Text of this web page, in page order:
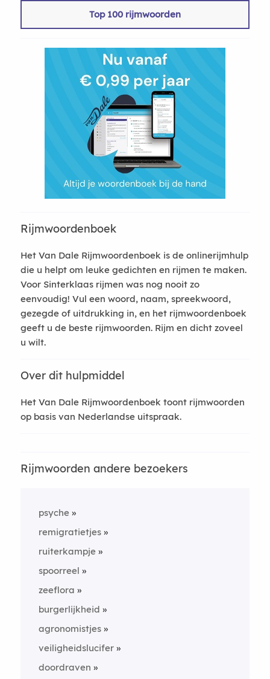
Top 100 rijmwoorden
Rijmwoordenboek
Het Van Dale Rijmwoordenboek is de onlinerijmhulp
die u helpt om leuke gedichten en rijmen te maken.
Voor Sinterklaas rijmen was nog nooit zo
eenvoudig! Vul een woord, naam, spreekwoord,
gezegde of uitdrukking in, en het rijmwoordenboek
geeft u de beste rijmwoorden. Rijm en dicht zoveel
u wilt.
Over dit hulpmiddel
Het Van Dale Rijmwoordenboek toont rijmwoorden
op basis van Nederlandse uitspraak.
Rijmwoorden andere bezoekers
psyche
remigratietjes
ruiterkampje
spoorreel
zeeflora
burgerlijkheid
agronomistjes
veiligheidslucifer
doordraven